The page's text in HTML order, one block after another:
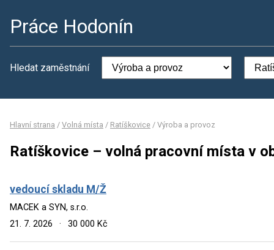
Práce Hodonín
Hledat zaměstnání
Hlavní strana / Volná místa / Ratíškovice / Výroba a provoz
Ratíškovice – volná pracovní místa v
vedoucí skladu M/Ž
MACEK a SYN, s.r.o.
21. 7. 2026
· 30 000 Kč